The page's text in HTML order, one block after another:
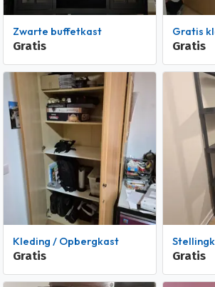
Zwarte buffetkast
Gratis
Gratis
Gratis
Kleding / Opbergkast
Gratis
Gratis